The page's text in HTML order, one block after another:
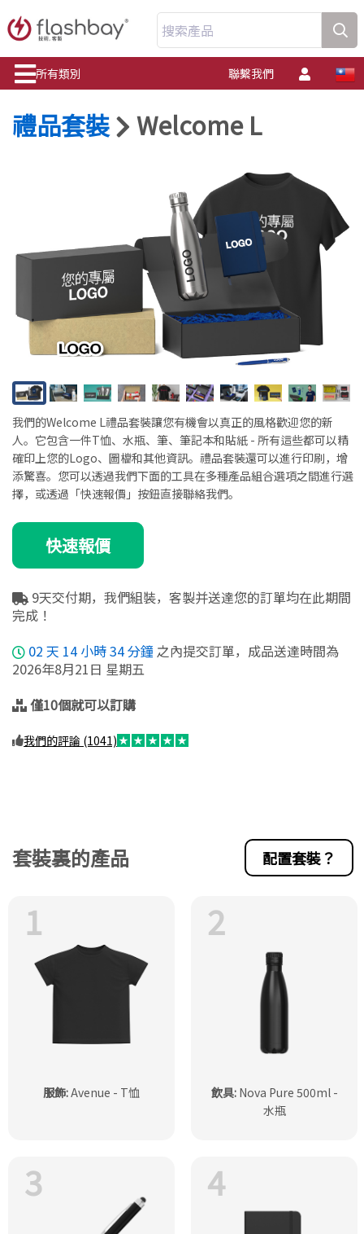
搜索產品
所有類別 聯繫我們
禮品套裝 Welcome L
我們的Welcome L禮品套裝讓您有機會以真正的風格歡迎您的新
人。它包含一件T恤、水瓶、筆、筆記本和貼紙 - 所有這些都可以精
確印上您的Logo、圖檔和其他資訊。禮品套裝還可以進行印刷，增
添驚喜。您可以透過我們下面的工具在多種產品組合選項之間進行選
擇，或透過「快速報價」按鈕直接聯絡我們。
快速報價
9天交付期，我們組裝，客製并送達您的訂單均在此期間
完成！
02 天 14 小時34分鐘 之內提交訂單，成品送達時間為
2026年8月21日 星期五
僅10個就可以訂購
我們的評論 (1041)
套裝裏的產品 配置套裝？
1
服飾:Avenue - T恤
2
飲具: Nova Pure 500ml -
水瓶
3 4